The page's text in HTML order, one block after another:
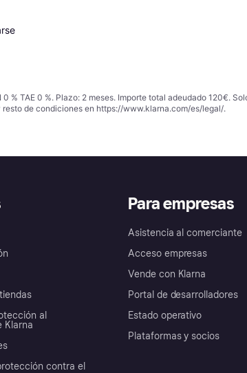
TAE 0 %. Plazo: 2 meses. Importe total adeudado 120€.
de condiciones en https://www.klarna.com/es/legal/.
al
Klarna
contra el
Para empresas
Asistencia al comerciante
Acceso empresas
Vende con Klarna
Portal de desarrolladores
Estado operativo
Plataformas y socios